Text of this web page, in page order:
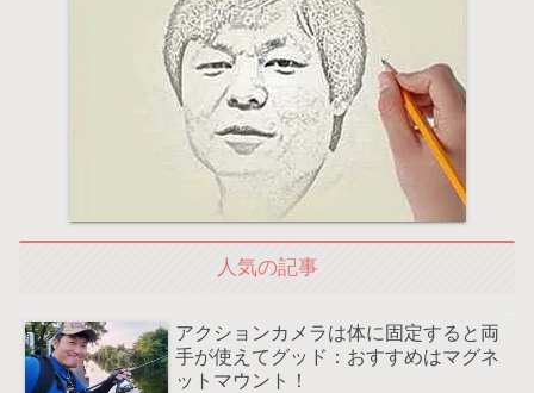
人気の記事
アクションカメラは体に固定すると両
手が使えてグッド：おすすめはマグネ
ットマウント！